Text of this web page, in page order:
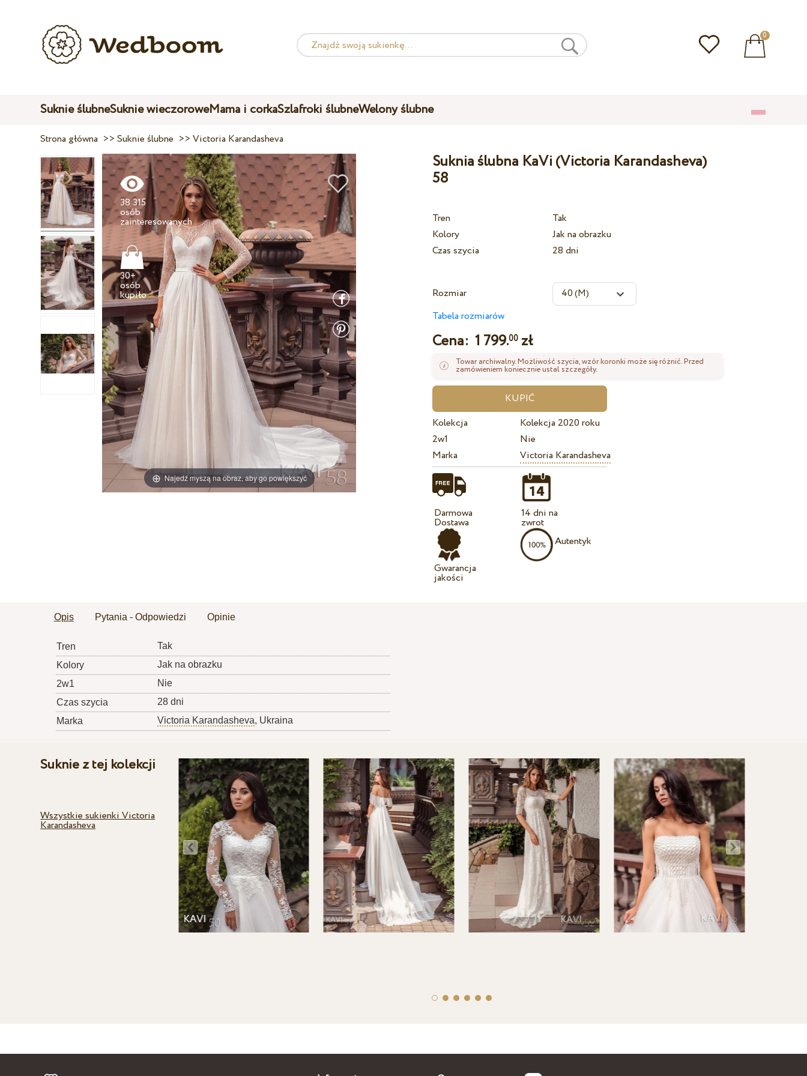
0
Suknie ślubneSuknie wieczoroweMama i corkaSzlafroki ślubneWelony ślubne
Strona główna >>Suknie ślubne >>Victoria Karandasheva
Najedź myszą na obraz, aby go powiększyć
38 315
osób
zainteresowanych
30+
osób
kupiło
Suknia ślubna KaVi (Victoria Karandasheva)
58
Tren
Tak
Kolory
Jak na obrazku
Czas szycia
28 dni
Rozmiar
Tabela rozmiarów
Cena:1 799.00 zł
Towar archiwalny. Możliwość szycia, wzór koronki może się różnić. Przed
zamówieniem koniecznie ustal szczegóły.
Kolekcja
Kolekcja 2020 roku
2w1
Nie
Marka
Victoria Karandasheva
Darmowa
Dostawa
Gwarancja
jakości
14 dni na
zwrot
Autentyk
Opis Pytania - Odpowiedzi Opinie
Tren
Tak
Kolory
Jak na obrazku
2w1
Nie
Czas szycia
28 dni
Marka
Victoria Karandasheva, Ukraina
Suknie z tej kolekcji
Wszystkie sukienki Victoria
Karandasheva